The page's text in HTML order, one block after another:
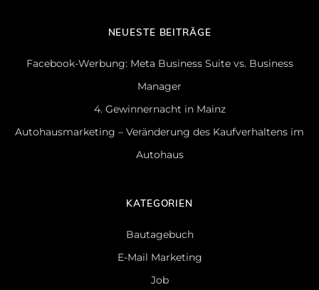
NEUESTE BEITRÄGE
Facebook-Werbung: Meta Business Suite vs. Business
Manager
4. Gewinnernacht in Mainz
Autohausmarketing – Veränderung des Kaufverhaltens im
Autohaus
KATEGORIEN
Bautagebuch
E-Mail Marketing
Job